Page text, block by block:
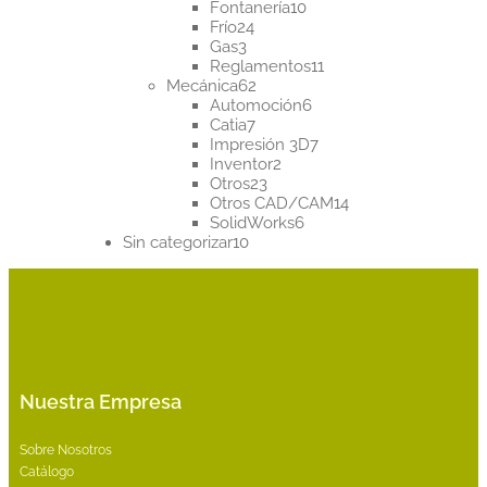
Fontanería1010
Frío2424
Gas33
productos
Reglamentos1111
Mecánica6262
productos
Automoción66
Catia77
productos
Impresión 3D77
Inventor22
Otros2323
productos
Otros CAD/CAM1414
SolidWorks66
Sin categorizar1010
Nuestra Empresa
Sobre Nosotros
Catálogo